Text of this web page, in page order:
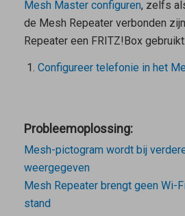
Mesh Masterconfiguren, zelfs
de Mesh Repeaterverbonden
Repeatereen FRITZ!Box gebruikt:
Configureer telefonie in het
Probleemoplossing:
Mesh-pictogram wordt bij
weergegeven
Mesh Repeater brengt geen Wi-
stand